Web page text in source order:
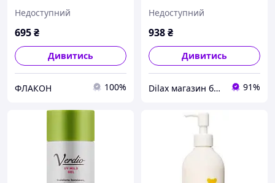
г (Японія)
Недоступний
695₴
Дивитись
ФЛАКОН 100%
Moisture Gel SPF 50+ 80 g
(676823-2)
Недоступний
938₴
Дивитись
Dilax магазин брендових дитячих іграшок та товарів для батьків. 91%